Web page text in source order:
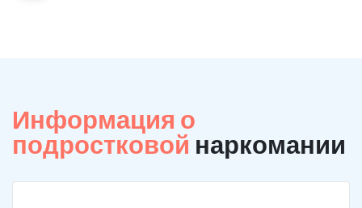
Информация о
подростковой наркомании